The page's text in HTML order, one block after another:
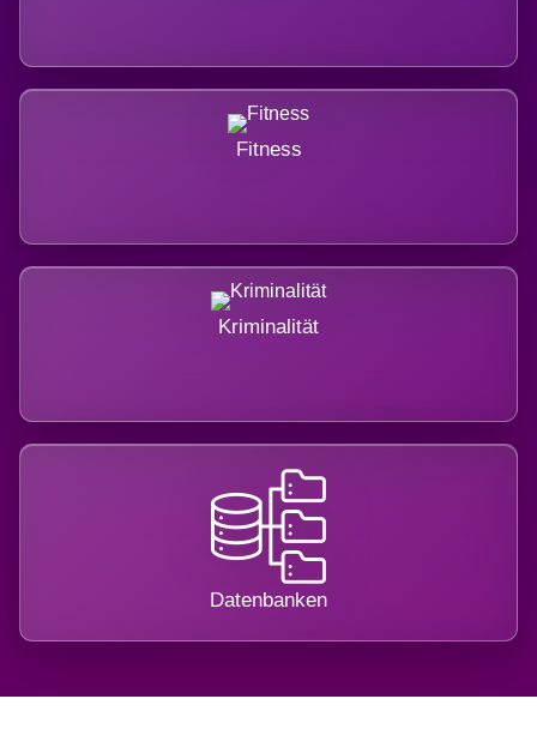
Fitness
Kriminalität
Datenbanken